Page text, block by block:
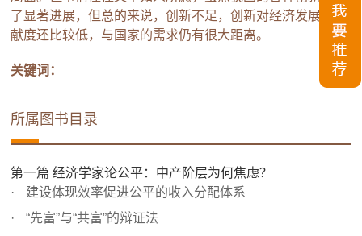
了显著进展，但总的来说，创新不足，创新对经济发展的贡
献度还比较低，与国家的需求仍有很大距离。
关键词：
所属图书目录
第一篇 经济学家论公平：中产阶层为何焦虑？
建设体现效率促进公平的收入分配体系
“先富”与“共富”的辩证法